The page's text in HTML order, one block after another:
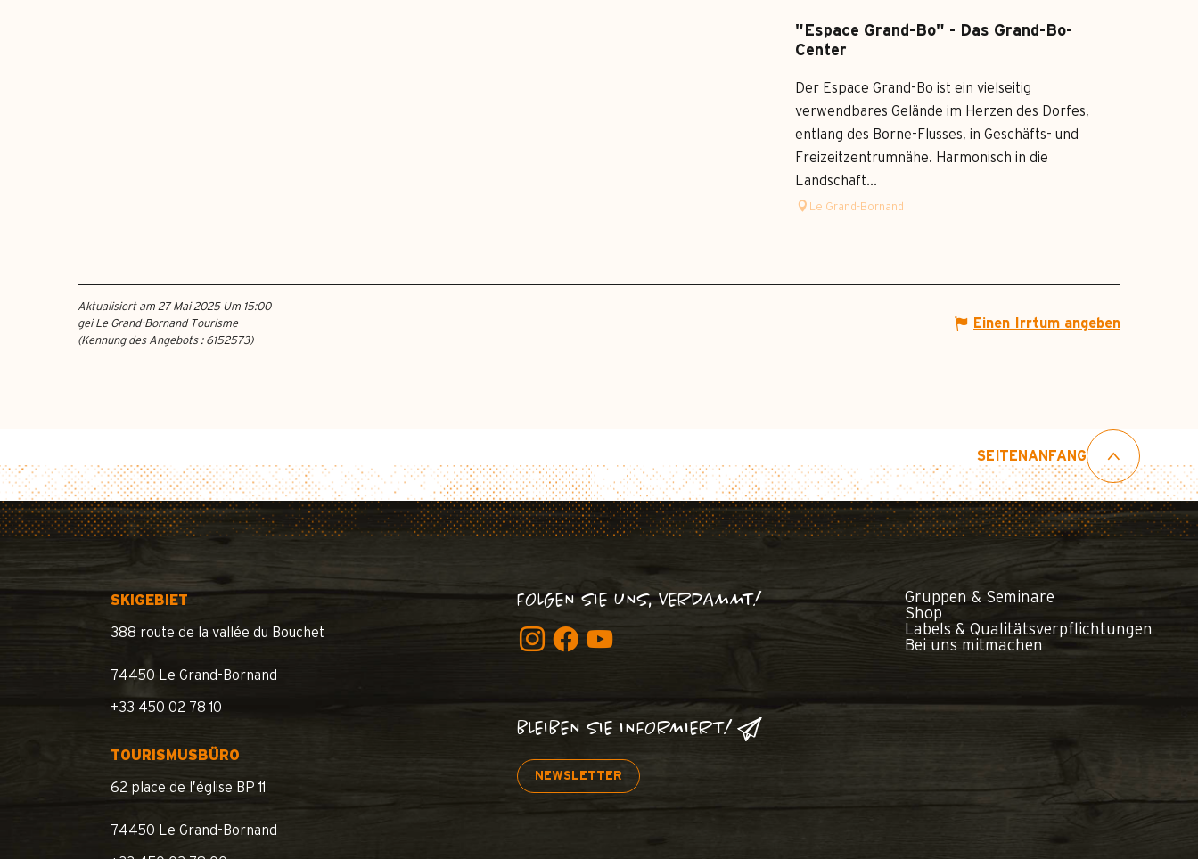
"Espace Grand-Bo" - Das Grand-Bo-
Center
Der Espace Grand-Bo ist ein vielseitig
verwendbares Gelände im Herzen des Dorfes,
entlang des Borne-Flusses, in Geschäfts- und
Freizeitzentrumnähe. Harmonisch in die
Landschaft...
Le Grand-Bornand
Aktualisiert am 27 Mai 2025 Um 15:00
gei Le Grand-Bornand Tourisme
(Kennung des Angebots : 6152573)
Einen Irrtum angeben
SEITENANFANG
SKIGEBIET
388 route de la vallée du Bouchet
74450 Le Grand-Bornand
+33 450 02 78 10
TOURISMUSBÜRO
62 place de l’église BP 11
74450 Le Grand-Bornand
FOLGEN SIE UNS, VERDAMMT!
BLEIBEN SIE INFORMIERT!
NEWSLETTER
Gruppen & Seminare
Shop
Labels & Qualitätsverpflichtungen
Bei uns mitmachen